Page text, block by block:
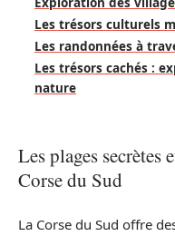
Les trésors culturels
Les randonnées à
Les trésors cachés :
nature
Les plages secrètes
Corse du Sud
La Corse du Sud offre